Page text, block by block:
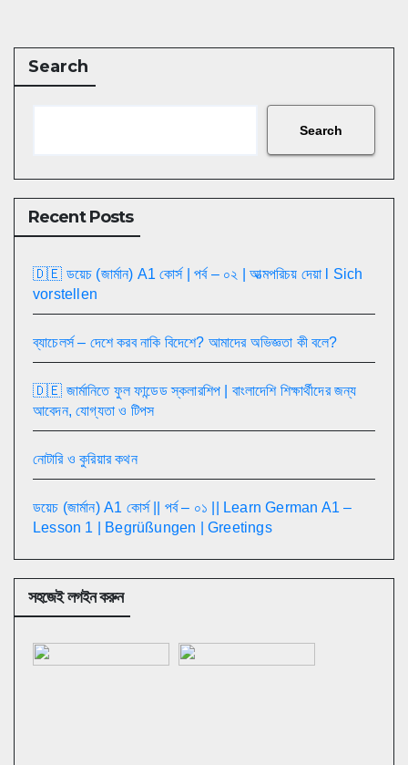
Search
Search
Recent Posts
🇩🇪 ডয়েচ (জার্মান) A1 কোর্স | পর্ব – ০২ | আত্মপরিচয় দেয়া l Sich
vorstellen
ব্যাচেলর্স – দেশে করব নাকি বিদেশে? আমাদের অভিজ্ঞতা কী বলে?
🇩🇪 জার্মানিতে ফুল ফান্ডেড স্কলারশিপ | বাংলাদেশি শিক্ষার্থীদের জন্য
আবেদন, যোগ্যতা ও টিপস
নোটারি ও কুরিয়ার কথন
ডয়েচ (জার্মান) A1 কোর্স || পর্ব – ০১ || Learn German A1 –
Lesson 1 | Begrüßungen | Greetings
সহজেই লগইন করুন